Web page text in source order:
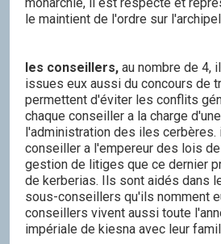
le maintient de l'ordre sur
les conseillers, au nombre de 4,
issues eux aussi du concours de
permettent d'éviter les conflits
chaque conseiller a la charge
l'administration des iles cerbères.
conseiller a l'empereur des lois
gestion de litiges que ce dernier
de kerberias. Ils sont aidés dans
sous-conseillers qu'ils nomment
conseillers vivent aussi toute
impériale de kiesna avec leur